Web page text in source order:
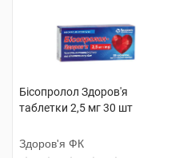
Бісопролол Здоров'я
таблетки 2,5 мг 30 шт
Здоров'я ФК